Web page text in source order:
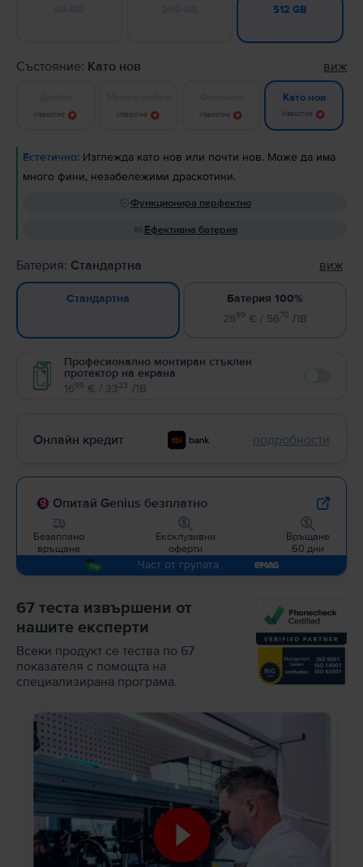
512 GB
Състояние: Като нов виж
Известие Известие Известие
Като нов
Известие
Естетично: Изглежда като нов или почти нов. Може да има
много фини, незабележими драскотини.
Функционира перфектно
Ефективна батерия
Батерия: Стандартна виж
Стандартна
Батерия 100%
2899 € / 5670 ЛВ
Професионално монтиран стъклен
протектор на екрана
1699 € / 3323 ЛВ
Онлайн кредит подробности
Опитай Genius безплатно
Безаплано
връщане
Ексклузивни
оферти
Връщане
60 дни
Част от групата
67 теста извършени от
нашите експерти
Всеки продукт се тества по 67
показателя с помощта на
специализирана програма.